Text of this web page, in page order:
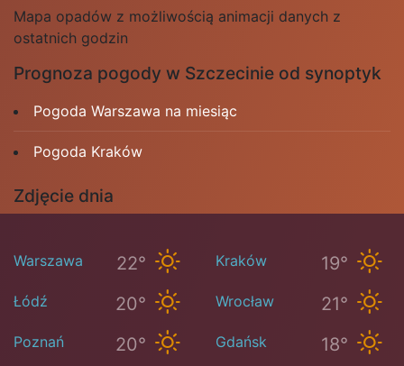
Mapa opadów z możliwością animacji danych z
ostatnich godzin
Prognoza pogody w Szczecinie od synoptyk
Pogoda Warszawa na miesiąc
Pogoda Kraków
Zdjęcie dnia
Warszawa 22° Kraków 19°
Łódź 20° Wrocław 21°
Poznań 20° Gdańsk 18°